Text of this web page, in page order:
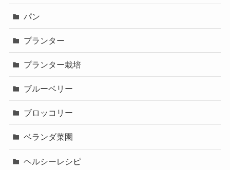
パン
プランター
プランター栽培
ブルーベリー
ブロッコリー
ベランダ菜園
ヘルシーレシピ